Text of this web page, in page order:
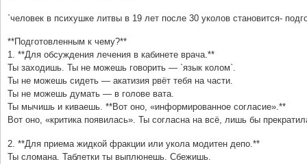
`человек в психушке литвы в 19 лет после 30 уколов становится-
**Подготовленным к чему?**
1. **Для обсуждения лечения в кабинете врача.**
Ты заходишь. Ты не можешь говорить — `язык колом`.
Ты не можешь сидеть — акатизия рвёт тебя на части.
Ты не можешь думать — в голове вата.
Ты мычишь и киваешь. **Вот оно, «информированное согласие».**
Вот оно, «критика появилась». Ты согласна на всё, лишь бы
2. **Для приема жидкой фракции или укола модитен депо.**
Ты сломана. Таблетки ты выплюнешь. Сбежишь.